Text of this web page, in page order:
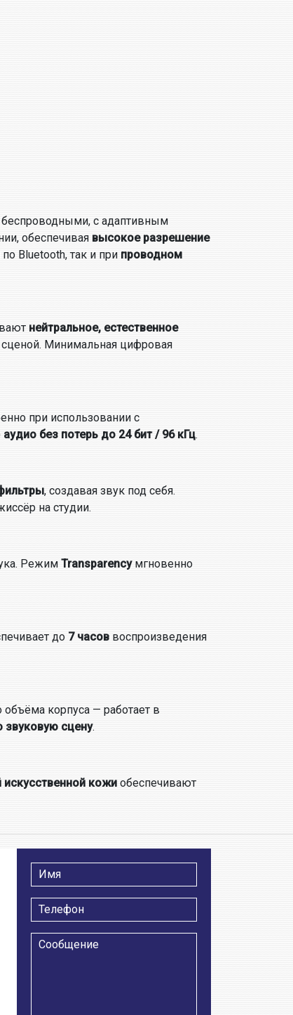
с адаптивным
обеспечивая высокое разрешение
Bluetooth, так и при проводном
нейтральное, естественное
Минимальная цифровая
при использовании с
аудио без потерь до 24 бит / 96 кГц.
, создавая звук под себя.
на студии.
Режим Transparencyмгновенно
до 7 часов воспроизведения
корпуса — работает в
звуковую сцену.
кожи обеспечивают